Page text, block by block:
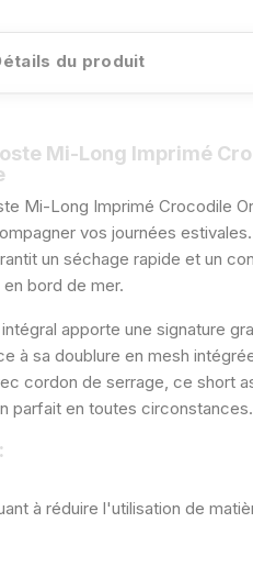
du produit
Mi-Long Imprimé
Mi-Long Imprimé Crocodile
vos journées
un séchage rapide et un
bord de mer.
apporte une signature
à sa doublure en mesh
cordon de serrage, ce short
parfait en toutes circonstances.
à réduire l'utilisation de